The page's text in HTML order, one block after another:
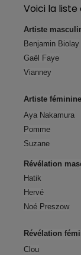
Voici la
Artiste
Benjamin Biolay
Gaël Faye
Vianney
Artiste féminine
Aya Nakamura
Pomme
Suzane
Révélation
Hatik
Hervé
Noé Preszow
Révélation
Clou